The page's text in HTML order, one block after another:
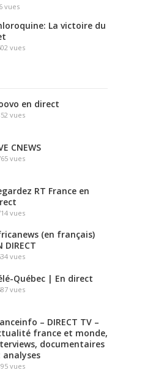
vues
La victoire du
vues
en direct
vues
CNEWS
vues
RT France en
vues
(en français)
DIRECT
vues
Québec | En direct
vues
– DIRECT TV –
france et monde,
documentaires
analyses
vues